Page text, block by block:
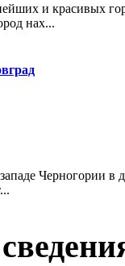
и красивых
нах...
Черногории в